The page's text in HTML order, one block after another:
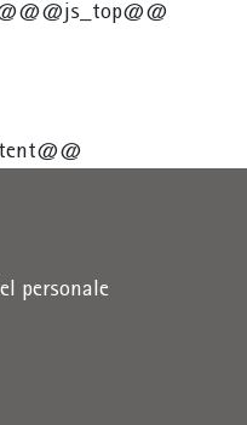
personale